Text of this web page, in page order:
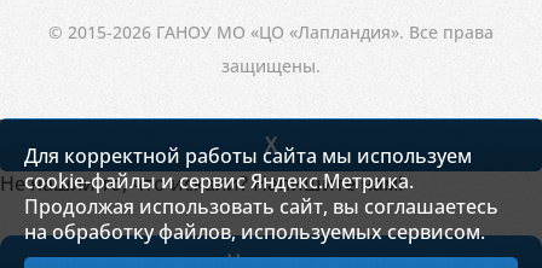
© 2015-2026 ГАНОУ МО «ЦО «Лапландия». Все права
защищены.
Для корректной работы сайта мы используем
cookie-файлы и сервис Яндекс.Метрика.
Продолжая использовать сайт, вы соглашаетесь
на обработку файлов, используемых сервисом.
X
Не нашли то, что искали? Напишите нам!
Написать